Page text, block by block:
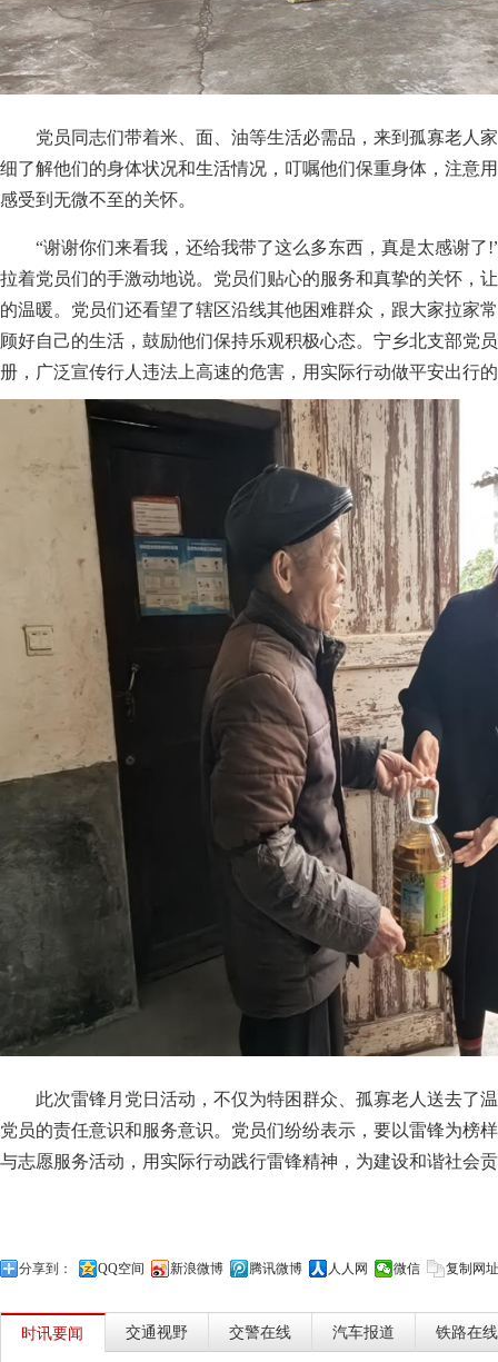
党员同志们带着米、面、油等生活必需品，来到孤寡老人
细了解他们的身体状况和生活情况，叮嘱他们保重身体，注意
感受到无微不至的关怀。
“谢谢你们来看我，还给我带了这么多东西，真是太感谢了
拉着党员们的手激动地说。党员们贴心的服务和真挚的关怀，
的温暖。党员们还看望了辖区沿线其他困难群众，跟大家拉家
顾好自己的生活，鼓励他们保持乐观积极心态。宁乡北支部党
册，广泛宣传行人违法上高速的危害，用实际行动做平安出行
此次雷锋月党日活动，不仅为特困群众、孤寡老人送去了
党员的责任意识和服务意识。党员们纷纷表示，要以雷锋为榜
与志愿服务活动，用实际行动践行雷锋精神，为建设和谐社会
分享到： QQ空间 新浪微博 腾讯微博 人人网 微信 复制网址
时讯要闻 交通视野 交警在线 汽车报道 铁路在线